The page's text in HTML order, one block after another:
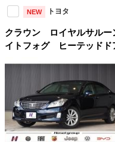
NEW トヨタ
クラウン ロイヤルサル
イトフォグ ヒーテッド
ャー ウッドコンビハン